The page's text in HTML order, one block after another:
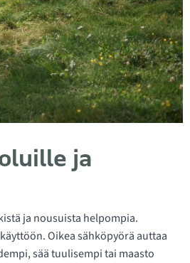
ja
ja nousuista helpompia.
Oikea sähköpyörä auttaa
sää tuulisempi tai maasto